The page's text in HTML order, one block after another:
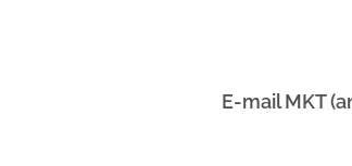
E-mail MKT